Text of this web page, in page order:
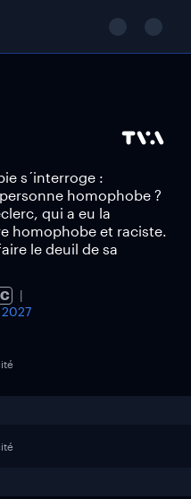
s´interroge :
homophobe ?
qui a eu la
homophobe et raciste.
le deuil de sa